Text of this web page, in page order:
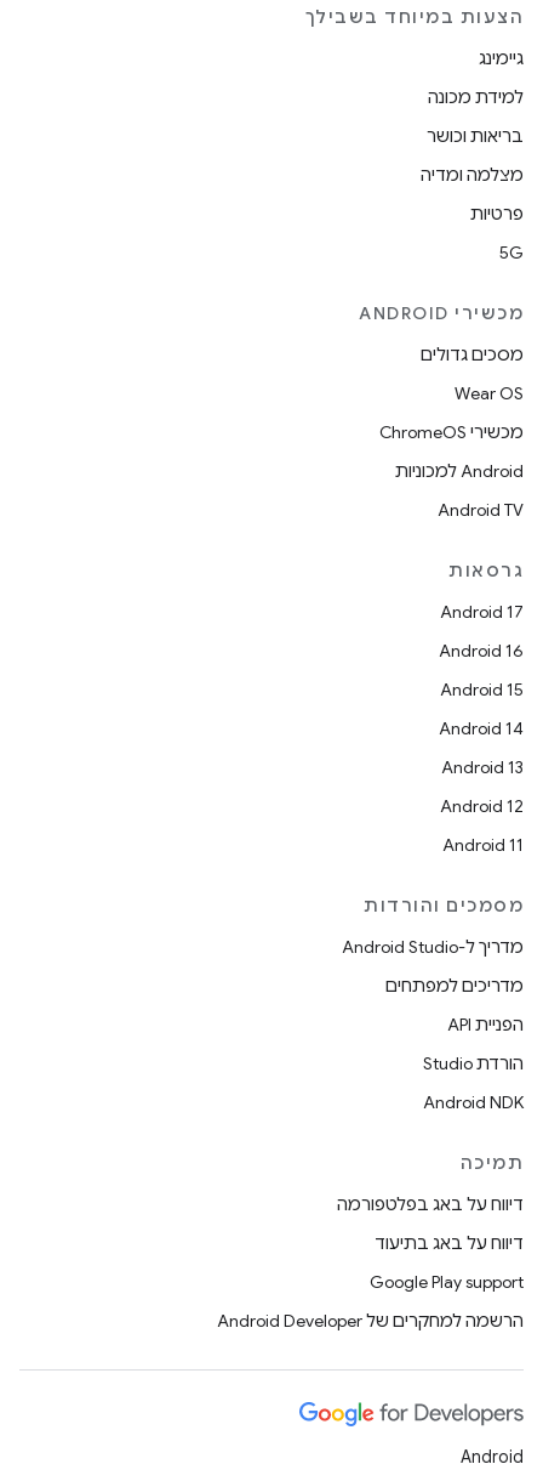
הצעות במיוחד בשבילך
גיימינג
למידת מכונה
בריאות וכושר
מצלמה ומדיה
פרטיות
5G
מכשירי ANDROID
מסכים גדולים
Wear OS
מכשירי ChromeOS
Android למכוניות
Android TV
גרסאות
Android 17
Android 16
Android 15
Android 14
Android 13
Android 12
Android 11
מסמכים והורדות
מדריך ל-Android Studio
מדריכים למפתחים
הפניית API
הורדת Studio
Android NDK
תמיכה
דיווח על באג בפלטפורמה
דיווח על באג בתיעוד
Google Play support
הרשמה למחקרים של Android Developer
Android